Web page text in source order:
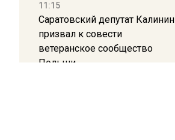
11:15
Саратовский депутат Калинин
призвал к совести
ветеранское сообщество
Польши